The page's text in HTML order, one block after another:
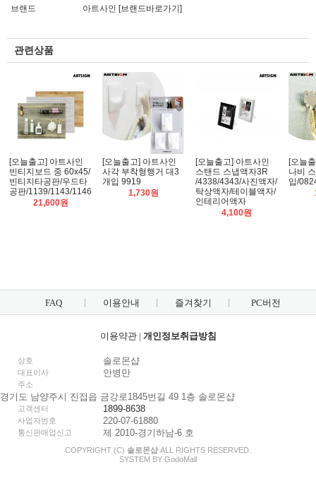
브랜드
아트사인 [브랜드바로가기]
관련상품
[오늘출고] 아트사인
빈티지보드 중 60x45/
빈티지타공판/우드타
공판/1139/1143/1146
21,600원
[오늘출고] 아트사인
사각 부착형행거 대3
개입 9919
1,730원
[오늘출고] 아트사인
스탠드 스냅액자3R
/4338/4343/사진액자/
탁상액자/테이블액자/
인테리어액자
4,100원
[오늘
나비
입/
FAQ 이용안내 즐겨찾기 PC버전
이용약관| 개인정보취급방침
상호 솔로몬샵
대표이사 안병만
주소
경기도 남양주시 진접읍 금강로1845번길 49 1층 솔로몬샵
고객센터 1899-8638
사업자번호 220-07-61880
통신판매업신고 제 2010-경기하남-6 호
COPYRIGHT (C) 솔로몬샵 ALL RIGHTS RESERVED.
SYSTEM BY GodoMall